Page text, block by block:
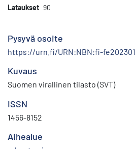
Lataukset 90
Pysyvä osoite
https://urn.fi/URN:NBN:fi-
Kuvaus
Suomen virallinen tilasto (SVT)
ISSN
1456-8152
Aihealue